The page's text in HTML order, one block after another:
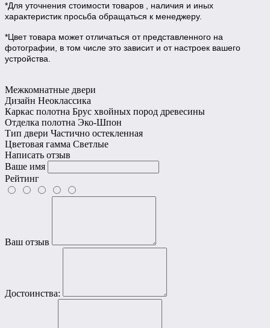
*Для уточнения стоимости товаров , наличия и иных
характеристик просьба обращаться к менеджеру.
*Цвет товара может отличаться от представленного на
фотографии, в том числе это зависит и от настроек вашего
устройства.
Межкомнатные двери
Дизайн Неоклассика
Каркас полотна Брус хвойных пород древесины
Отделка полотна Эко-Шпон
Тип двери Частично остекленная
Цветовая гамма Светлые
Написать отзыв
Ваше имя
Рейтинг
Ваш отзыв
Достоинства: